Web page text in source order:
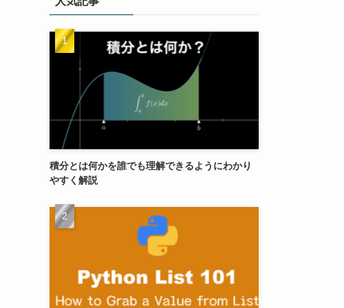
積分とは何かを誰でも理解できるようにわかり
やすく解説